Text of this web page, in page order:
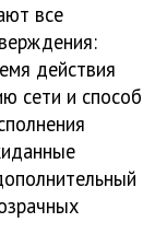
все
действия
сети и способ